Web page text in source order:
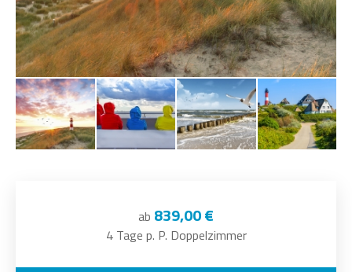
ab 839,00 €
4 Tage p. P. Doppelzimmer